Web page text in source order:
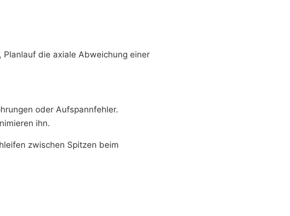
die axiale Abweichung einer
oder Aufspannfehler.
ihn.
zwischen Spitzen beim